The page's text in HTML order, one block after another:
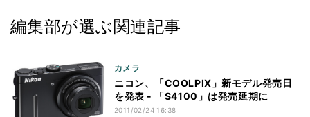
編集部が選ぶ関連記事
カメラ
ニコン、「COOLPIX」新モデル発売日
を発表 - 「S4100」は発売延期に
2011/02/24 16:38